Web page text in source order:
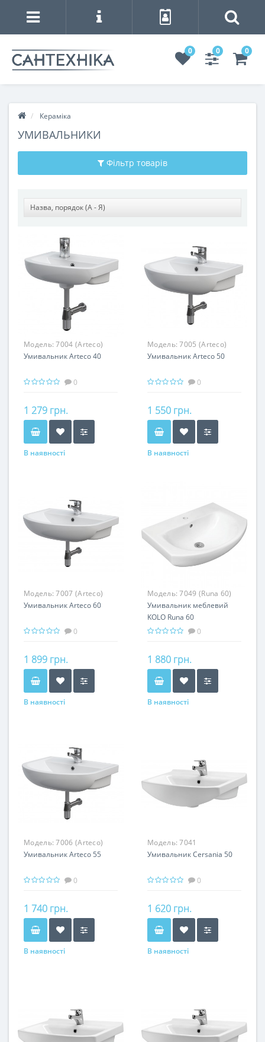
0 0 0
Кераміка
УМИВАЛЬНИКИ
Фільтр товарів
Модель:7004 (Arteco)
Умивальник Arteco 40
0
1 279 грн.
В наявності
Модель:7005 (Arteco)
Умивальник Arteco 50
0
1 550 грн.
В наявності
Модель:7007 (Arteco)
Умивальник Arteco 60
0
1 899 грн.
В наявності
Модель:7049 (Runa 60)
Умивальник меблевий
KOLO Runa 60
0
1 880 грн.
В наявності
Модель:7006 (Arteco)
Умивальник Arteco 55
0
1 740 грн.
В наявності
Модель:7041
Умивальник Cersania 50
0
1 620 грн.
В наявності